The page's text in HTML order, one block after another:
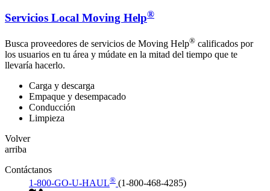
Servicios Local Moving Help®
Busca proveedores de servicios de Moving Help® calificados por
los usuarios en tu área y múdate en la mitad del tiempo que te
llevaría hacerlo.
Carga y descarga
Empaque y desempacado
Conducción
Limpieza
Volver
arriba
Contáctanos
1-800-GO-U-HAUL® (1-800-468-4285)